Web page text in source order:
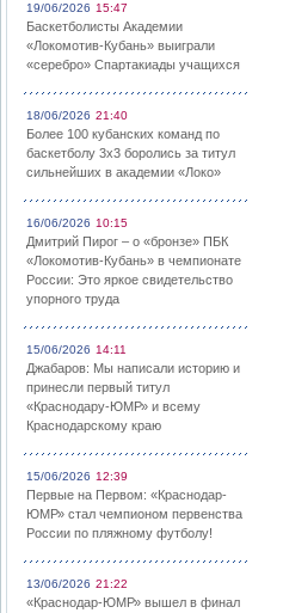
19/06/2026 15:47
Баскетболисты Академии
«Локомотив-Кубань» выиграли
«серебро» Спартакиады учащихся
18/06/2026 21:40
Более 100 кубанских команд по
баскетболу 3х3 боролись за титул
сильнейших в академии «Локо»
16/06/2026 10:15
Дмитрий Пирог – о «бронзе» ПБК
«Локомотив-Кубань» в чемпионате
России: Это яркое свидетельство
упорного труда
15/06/2026 14:11
Джабаров: Мы написали историю и
принесли первый титул
«Краснодару-ЮМР» и всему
Краснодарскому краю
15/06/2026 12:39
Первые на Первом: «Краснодар-
ЮМР» стал чемпионом первенства
России по пляжному футболу!
13/06/2026 21:22
«Краснодар-ЮМР» вышел в финал